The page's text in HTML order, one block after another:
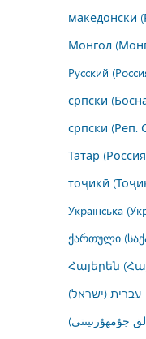
македонски
Монгол
Русский
српски
српски (Реп.
Татар
тоҷикӣ
Українська
ქართული
Հայերեն
עברית (ישראל)
جۇمھۇرىيىتى)